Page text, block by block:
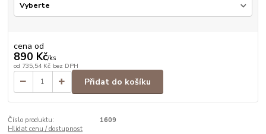
cena od
890 Kč/ks
od 735,54 Kč bez DPH
Přidat do košíku
Číslo produktu:
1609
Hlídat cenu / dostupnost